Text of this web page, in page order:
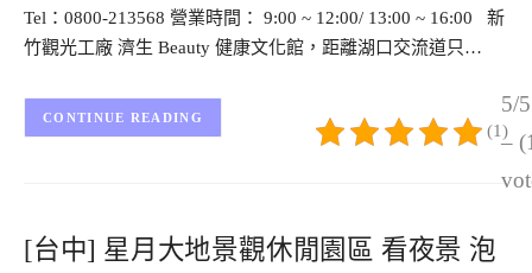
Tel：0800-213568 營業時間： 9:00 ~ 12:00/ 13:00 ~ 16:00 新
竹觀光工廠 濟生 Beauty 健康文化館，距離湖口交流道只…
5/5
–
(1)
CONTINUE READING
[台中] 星月大地景觀休閒園區 看夜景 泡